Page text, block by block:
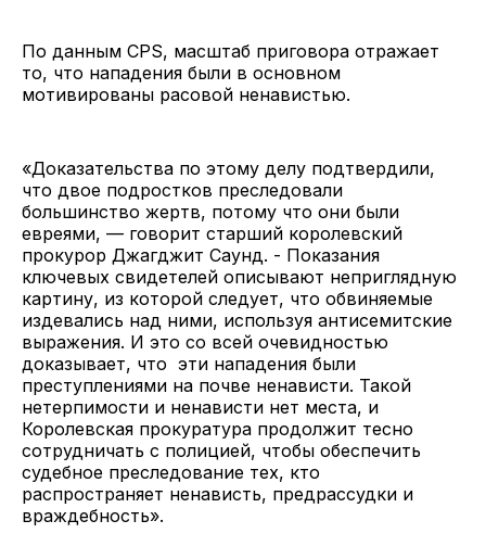
По данным CPS, масштаб приговора отражает
то, что нападения были в основном
мотивированы расовой ненавистью.
«Доказательства по этому делу подтвердили,
что двое подростков преследовали
большинство жертв, потому что они были
евреями, — говорит старший королевский
прокурор Джагджит Саунд. - Показания
ключевых свидетелей описывают неприглядную
картину, из которой следует, что обвиняемые
издевались над ними, используя антисемитские
выражения. И это со всей очевидностью
доказывает, что эти нападения были
преступлениями на почве ненависти. Такой
нетерпимости и ненависти нет места, и
Королевская прокуратура продолжит тесно
сотрудничать с полицией, чтобы обеспечить
судебное преследование тех, кто
распространяет ненависть, предрассудки и
враждебность».